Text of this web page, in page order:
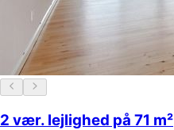
2 vær. lejlighed på 71 m²